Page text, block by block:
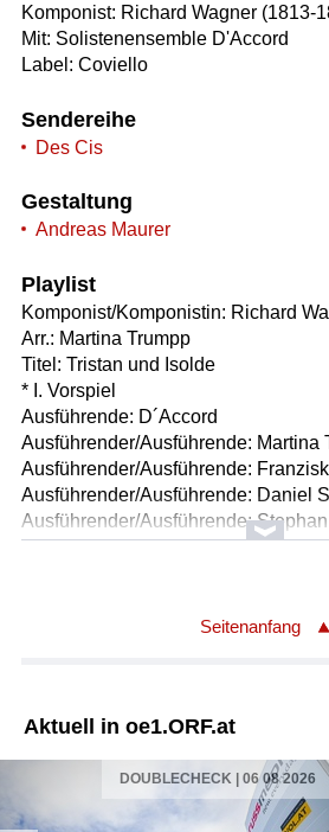
Komponist: Richard Wagner (1813-
Mit: Solistenensemble D'Accord
Label: Coviello
Sendereihe
Des Cis
Gestaltung
Andreas Maurer
Playlist
Komponist/Komponistin: Richard
Arr.: Martina Trumpp
Titel: Tristan und Isolde
* I. Vorspiel
Ausführende: D´Accord
Ausführender/Ausführende: Martina
Ausführender/Ausführende:
Ausführender/Ausführende: Daniel
Ausführender/Ausführende:
Ausführender/Ausführende:
Komponist/Komponistin: Richard
Arr.: Martina Trumpp
Titel: Tristan und Isolde
* III. Das Schiff
Seitenanfang
Aktuell in oe1.ORF.at
DOUBLECHECK | 06 08 2026